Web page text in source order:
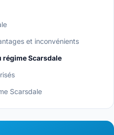
et inconvénients
régime Scarsdale
Scarsdale